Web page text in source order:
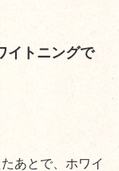
イトニングで
あとで、ホワイ